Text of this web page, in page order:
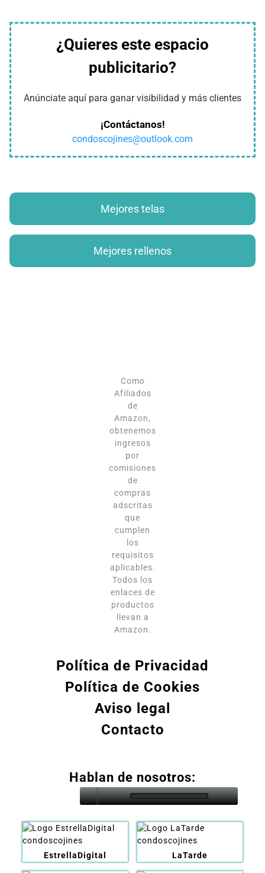
¿Quieres este espacio
publicitario?
Anúnciate aquí para ganar visibilidad y más clientes
¡Contáctanos!
condoscojines@outlook.com
Mejores telas
Mejores rellenos
Como
Afiliados
de
Amazon,
obtenemos
ingresos
por
comisiones
de
compras
adscritas
que
cumplen
los
requisitos
aplicables.
Todos los
enlaces de
productos
llevan a
Amazon.
Política de Privacidad
Política de Cookies
Aviso legal
Contacto
Hablan de nosotros:
EstrellaDigital LaTarde